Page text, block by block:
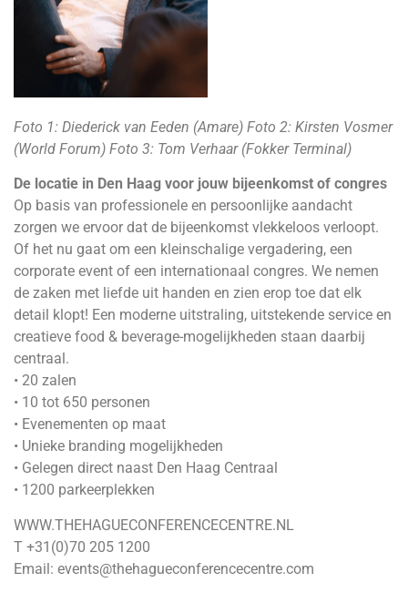
Foto 1: Diederick van Eeden (Amare) Foto 2: Kirsten Vosmer
(World Forum) Foto 3: Tom Verhaar (Fokker Terminal)
De locatie in Den Haag voor jouw bijeenkomst of congres
Op basis van professionele en persoonlijke aandacht
zorgen we ervoor dat de bijeenkomst vlekkeloos verloopt.
Of het nu gaat om een kleinschalige vergadering, een
corporate event of een internationaal congres. We nemen
de zaken met liefde uit handen en zien erop toe dat elk
detail klopt! Een moderne uitstraling, uitstekende service en
creatieve food & beverage-mogelijkheden staan daarbij
centraal.
• 20 zalen
• 10 tot 650 personen
• Evenementen op maat
• Unieke branding mogelijkheden
• Gelegen direct naast Den Haag Centraal
• 1200 parkeerplekken
WWW.THEHAGUECONFERENCECENTRE.NL
T +31(0)70 205 1200
Email: events@thehagueconferencecentre.com